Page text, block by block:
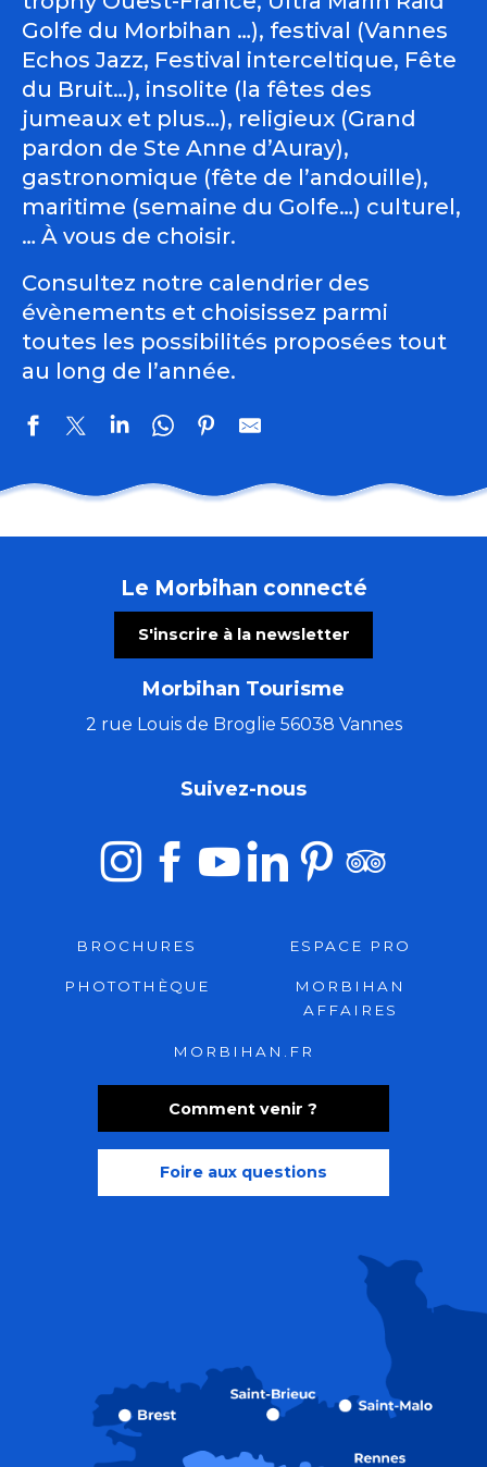
Golfe du Morbihan …), festival (Vannes
Echos Jazz, Festival interceltique, Fête
du Bruit…), insolite (la fêtes des
jumeaux et plus…), religieux (Grand
pardon de Ste Anne d’Auray),
gastronomique (fête de l’andouille),
maritime (semaine du Golfe…) culturel,
… À vous de choisir.
Consultez notre calendrier des
évènements et choisissez parmi
toutes les possibilités proposées tout
au long de l’année.
Les Incontournables : du retable aux lumières de
Concert de la chorale de Pontivy
Les nocturnes des créatrices
Atelier de peinture à l'aquarelle - Quai d'Orange
Vivre d'Amour
Visite du Moulin de Tremel
Le Morbihan connecté
S'inscrire à la newsletter
Morbihan Tourisme
2 rue Louis de Broglie 56038 Vannes
Comment venir ?
Foire aux questions
Suivez-nous
BROCHURES ESPACE PRO
PHOTOTHÈQUE
MORBIHAN
AFFAIRES
MORBIHAN.FR